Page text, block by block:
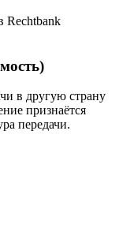
Rechtbank
в другую страну
признаётся
передачи.